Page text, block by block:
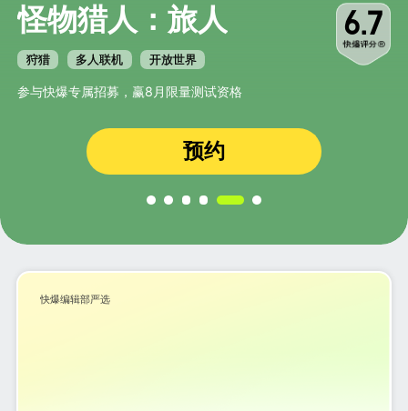
怪物猎人：旅人
狩猎 多人联机 开放世界
6.7
参与快爆专属招募，赢8月限量测试资格
预约
快爆编辑部严选